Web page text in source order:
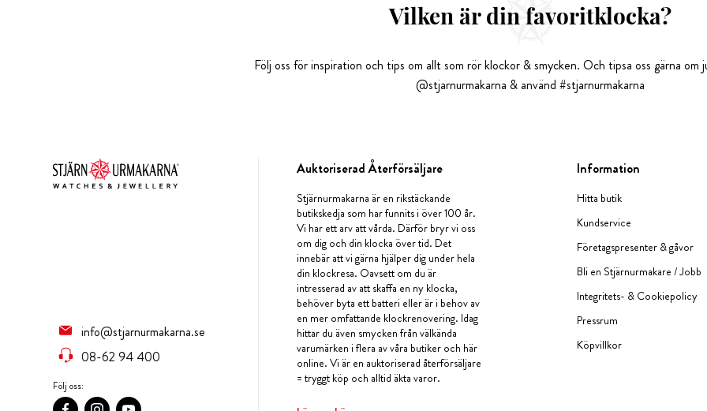
Vilken är din favoritklocka?
Följ oss för inspiration och tips om allt som rör klockor & smycken. Och tipsa oss gärna om
@stjarnurmakarna & använd #stjarnurmakarna
info@stjarnurmakarna.se
08-62 94 400
Följ oss:
Auktoriserad Återförsäljare
Stjärnurmakarna är en rikstäckande
butikskedja som har funnits i över 100 år.
Vi har ett arv att vårda. Därför bryr vi oss
om dig och din klocka över tid. Det
innebär att vi gärna hjälper dig under hela
din klockresa. Oavsett om du är
intresserad av att skaffa en ny klocka,
behöver byta ett batteri eller är i behov av
en mer omfattande klockrenovering. Idag
hittar du även smycken från välkända
varumärken i flera av våra butiker och här
online. Vi är en auktoriserad återförsäljare
= tryggt köp och alltid äkta varor.
Information
Hitta butik
Kundservice
Företagspresenter & gåvor
Bli en Stjärnurmakare / Jobb
Integritets- & Cookiepolicy
Pressrum
Köpvillkor